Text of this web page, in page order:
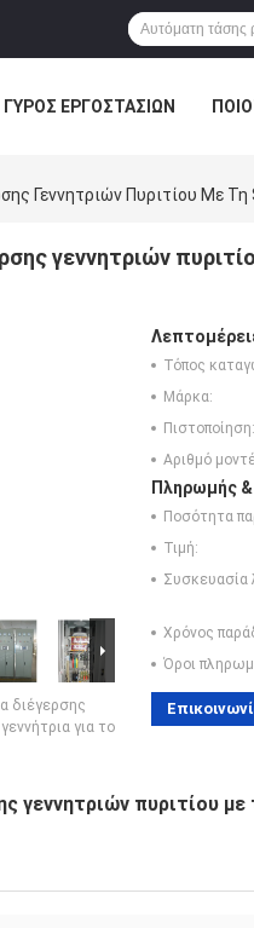
ΓΎΡΟΣ ΕΡΓΟΣΤΑΣΊΩΝ
Γεννητριών Πυριτίου Με Τη
γεννητριών
διέγερσης
για το
Τόπος
Μάρκα:
Πιστοποίηση:
Αριθμό
Πληρωμής
Ποσότητα
Τιμή:
Συσκευασία
Χρόνος
Όροι
γεννητριών πυριτίου